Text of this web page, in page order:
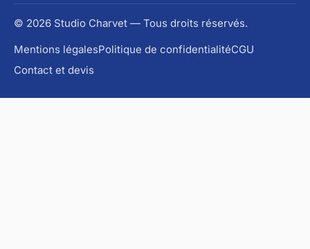
© 2026 Studio Charvet — Tous droits réservés.
Mentions légalesPolitique de confidentialitéCGU
Contact et devis